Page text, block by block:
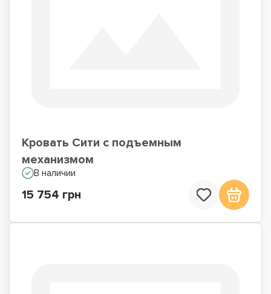
Кровать Сити с подъемным
механизмом
В наличии
15 754 грн